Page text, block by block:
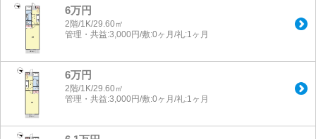
6万円
2階/1K/29.60㎡
管理・共益:3,000円/敷:0ヶ月/礼:1ヶ月
6万円
2階/1K/29.60㎡
管理・共益:3,000円/敷:0ヶ月/礼:1ヶ月